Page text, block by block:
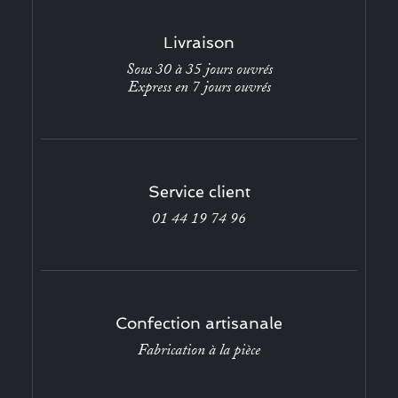
Livraison
Sous 30 à 35 jours ouvrés
Express en 7 jours ouvrés
Service client
01 44 19 74 96
Confection artisanale
Fabrication à la pièce